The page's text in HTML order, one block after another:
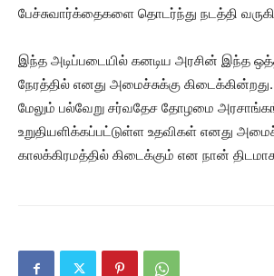
பேச்சுவார்க்தைகளை தொடர்ந்து நடத்தி
இந்த அடிப்படையில் கனடிய அரசின் இந்த
நேரத்தில் எனது அமைச்சுக்கு
மேலும் பல்வேறு சர்வதேச தோழமை
உறுதியளிக்கப்பட்டுள்ள உதவிகள் எனது
காலக்கிரமத்தில் கிடைக்கும் என நான்